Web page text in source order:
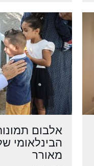
אלבום
הבינלאומי
מאורר